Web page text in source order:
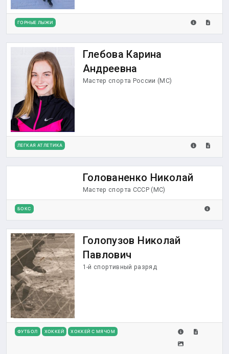
ГОРНЫЕ ЛЫЖИ
Глебова Карина
Андреевна
Мастер спорта России (МС)
ЛЕГКАЯ АТЛЕТИКА
Голованенко Николай
Мастер спорта СССР (МС)
БОКС
Голопузов Николай
Павлович
1-й спортивный разряд
ФУТБОЛ ХОККЕЙ ХОККЕЙ С МЯЧОМ КОНЬКОБЕЖНЫЙ СПОРТ